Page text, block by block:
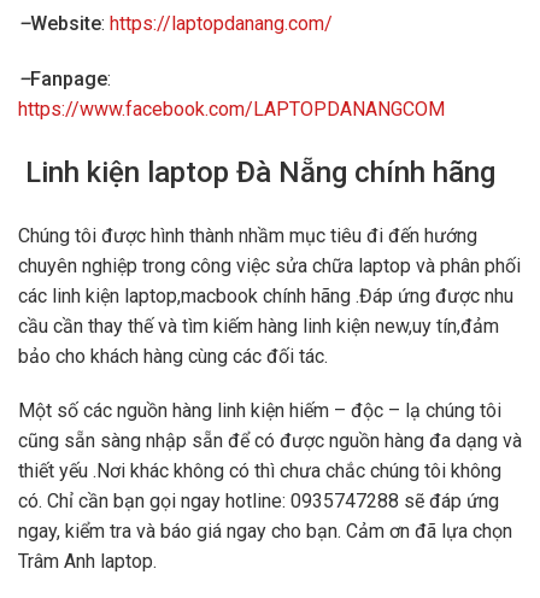
–Website: https://laptopdanang.com/
–Fanpage:
https://www.facebook.com/LAPTOPDANANGCOM
Linh kiện laptop Đà Nẵng chính hãng
Chúng tôi được hình thành nhầm mục tiêu đi đến hướng
chuyên nghiệp trong công việc sửa chữa laptop và phân phối
các linh kiện laptop,macbook chính hãng .Đáp ứng được nhu
cầu cần thay thế và tìm kiếm hàng linh kiện new,uy tín,đảm
bảo cho khách hàng cùng các đối tác.
Một số các nguồn hàng linh kiện hiếm – độc – lạ chúng tôi
cũng sẵn sàng nhập sẵn để có được nguồn hàng đa dạng và
thiết yếu .Nơi khác không có thì chưa chắc chúng tôi không
có. Chỉ cần bạn gọi ngay hotline: 0935747288 sẽ đáp ứng
ngay, kiểm tra và báo giá ngay cho bạn. Cảm ơn đã lựa chọn
Trâm Anh laptop.